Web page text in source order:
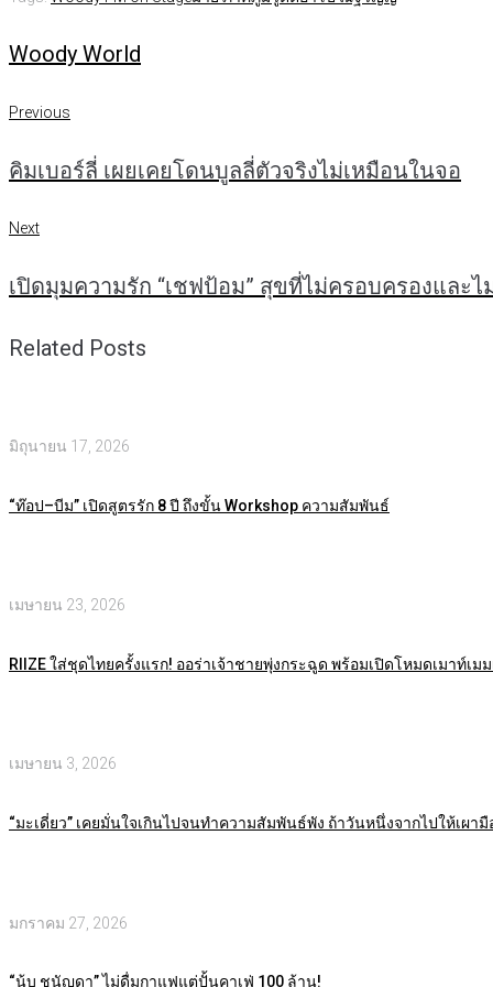
Woody World
แนะแนว
เรื่อง
Previous
Previous
คิมเบอร์ลี่ เผยเคยโดนบูลลี่ตัวจริงไม่เหมือนในจอ
Next
Next
เปิดมุมความรัก “เชฟป้อม” สุขที่ไม่ครอบครองและไ
Related Posts
มิถุนายน 17, 2026
“ท๊อป–บีม” เปิดสูตรรัก 8 ปี ถึงขั้น Workshop ความสัมพันธ์
เมษายน 23, 2026
RIIZE ใส่ชุดไทยครั้งแรก! ออร่าเจ้าชายพุ่งกระฉูด พร้อมเปิดโหมดเมาท์เม
เมษายน 3, 2026
“มะเดี่ยว” เคยมั่นใจเกินไปจนทำความสัมพันธ์พัง ถ้าวันหนึ่งจากไปให้เผามื
มกราคม 27, 2026
“นุ้บ ชนัญดา” ไม่ดื่มกาแฟแต่ปั้นคาเฟ่ 100 ล้าน!